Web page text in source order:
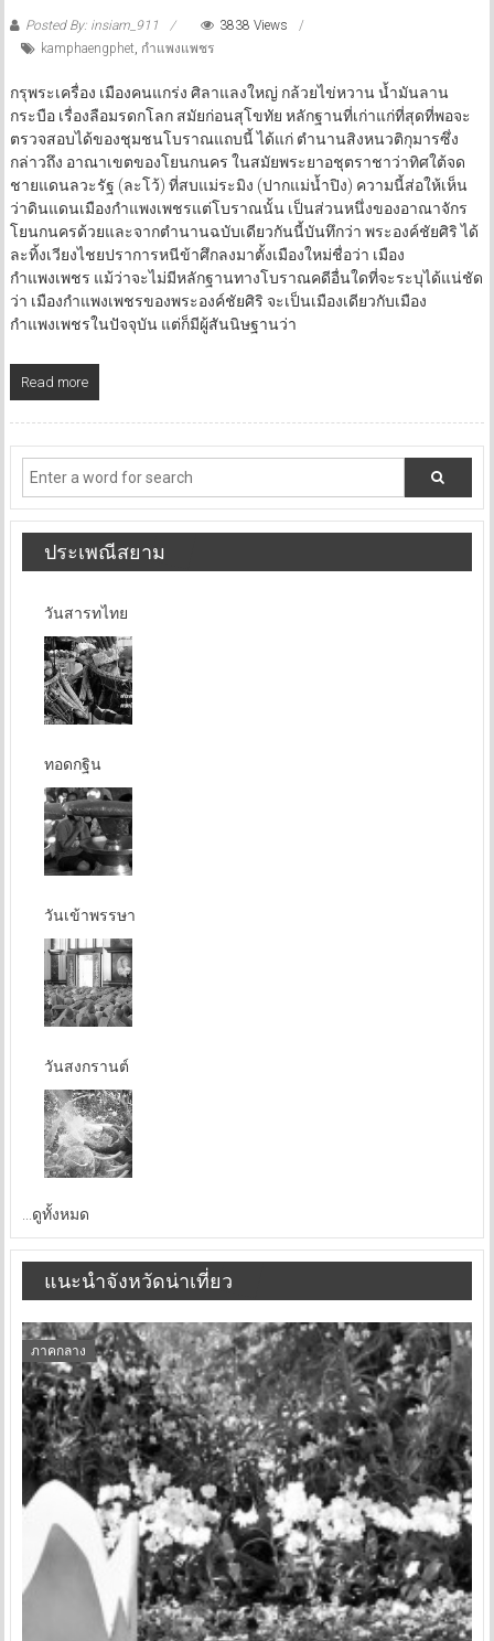
Posted By: insiam_911
3838 Views
kamphaengphet, กำแพงแพชร
กรุพระเครื่อง เมืองคนแกร่ง ศิลาแลงใหญ่ กล้วยไข่หวาน น้ำมันลาน
กระบือ เรื่องลือมรดกโลก สมัยก่อนสุโขทัย หลักฐานที่เก่าแก่ที่สุดที่พอจะ
ตรวจสอบได้ของชุมชนโบราณแถบนี้ ได้แก่ ตำนานสิงหนวติกุมารซึ่ง
กล่าวถึง อาณาเขตของโยนกนคร ในสมัยพระยาอชุตราชาว่าทิศใต้จด
ชายแดนลวะรัฐ (ละโว้) ที่สบแม่ระมิง (ปากแม่น้ำปิง) ความนี้ส่อให้เห็น
ว่าดินแดนเมืองกำแพงเพชรแต่โบราณนั้น เป็นส่วนหนึ่งของอาณาจักร
โยนกนครด้วยและจากตำนานฉบับเดียวกันนี้บันทึกว่า พระองค์ชัยศิริ ได้
ละทิ้งเวียงไชยปราการหนีข้าศึกลงมาตั้งเมืองใหม่ชื่อว่า เมือง
กำแพงเพชร แม้ว่าจะไม่มีหลักฐานทางโบราณคดีอื่นใดที่จะระบุได้แน่ชัด
ว่า เมืองกำแพงเพชรของพระองค์ชัยศิริ จะเป็นเมืองเดียวกับเมือง
กำแพงเพชรในปัจจุบัน แต่ก็มีผู้สันนิษฐานว่า
Read more
ประเพณีสยาม
วันสารทไทย
ทอดกฐิน
วันเข้าพรรษา
วันสงกรานต์
...ดูทั้งหมด
แนะนำจังหวัดน่าเที่ยว
ภาคกลาง